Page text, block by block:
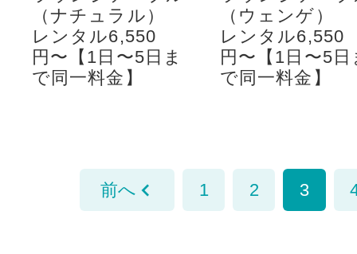
（ナチュラル）
レンタル6,550
円〜【1日〜5日ま
で同一料金】
（ウェンゲ）
レンタル6,550
円〜【1日〜5日
で同一料金】
前へ 1 2 3